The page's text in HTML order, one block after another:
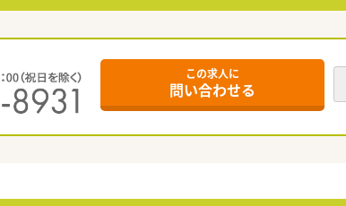
この求人に
問い合わせる